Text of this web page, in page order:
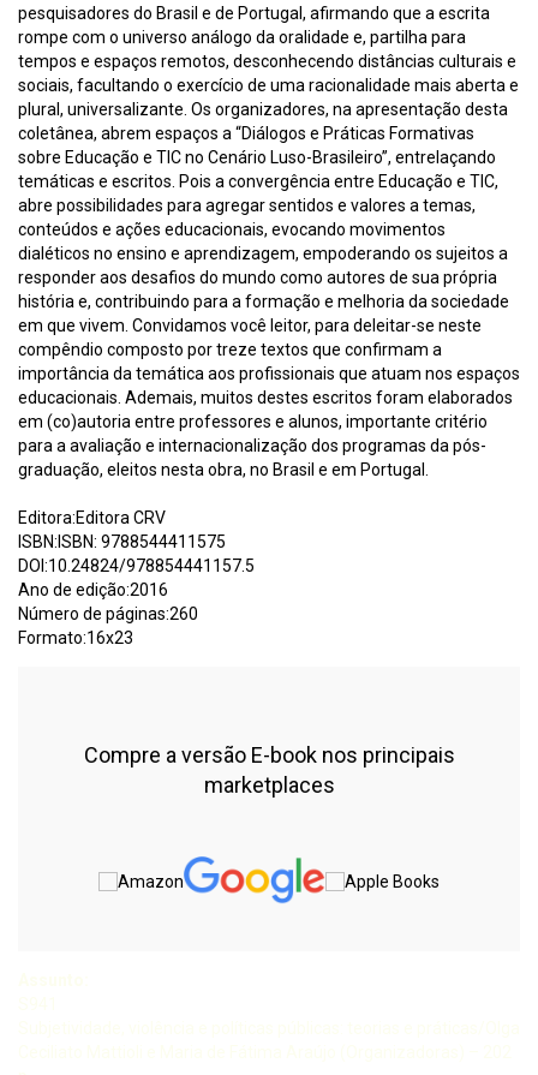
pesquisadores do Brasil e de Portugal, afirmando que a escrita
rompe com o universo análogo da oralidade e, partilha para
tempos e espaços remotos, desconhecendo distâncias culturais e
sociais, facultando o exercício de uma racionalidade mais aberta e
plural, universalizante. Os organizadores, na apresentação desta
coletânea, abrem espaços a “Diálogos e Práticas Formativas
sobre Educação e TIC no Cenário Luso-Brasileiro”, entrelaçando
temáticas e escritos. Pois a convergência entre Educação e TIC,
abre possibilidades para agregar sentidos e valores a temas,
conteúdos e ações educacionais, evocando movimentos
dialéticos no ensino e aprendizagem, empoderando os sujeitos a
responder aos desafios do mundo como autores de sua própria
história e, contribuindo para a formação e melhoria da sociedade
em que vivem. Convidamos você leitor, para deleitar-se neste
compêndio composto por treze textos que confirmam a
importância da temática aos profissionais que atuam nos espaços
educacionais. Ademais, muitos destes escritos foram elaborados
em (co)autoria entre professores e alunos, importante critério
para a avaliação e internacionalização dos programas da pós-
graduação, eleitos nesta obra, no Brasil e em Portugal.
Editora:Editora CRV
ISBN:ISBN: 9788544411575
DOI:10.24824/978854441157.5
Ano de edição:2016
Número de páginas:260
Formato:16x23
Compre a versão E-book nos principais
marketplaces